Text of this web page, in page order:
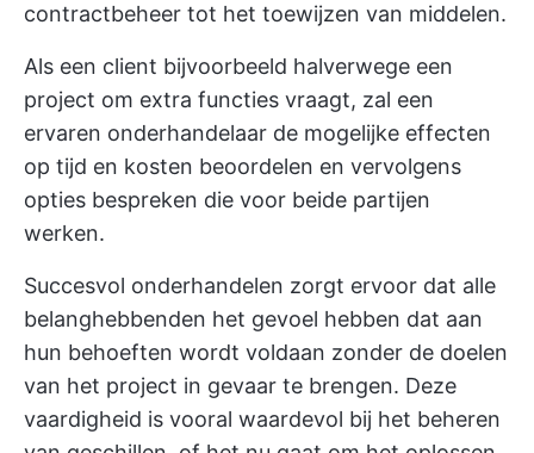
contractbeheer tot het toewijzen van middelen.
Als een client bijvoorbeeld halverwege een
project om extra functies vraagt, zal een
ervaren onderhandelaar de mogelijke effecten
op tijd en kosten beoordelen en vervolgens
opties bespreken die voor beide partijen
werken.
Succesvol onderhandelen zorgt ervoor dat alle
belanghebbenden het gevoel hebben dat aan
hun behoeften wordt voldaan zonder de doelen
van het project in gevaar te brengen. Deze
vaardigheid is vooral waardevol bij het beheren